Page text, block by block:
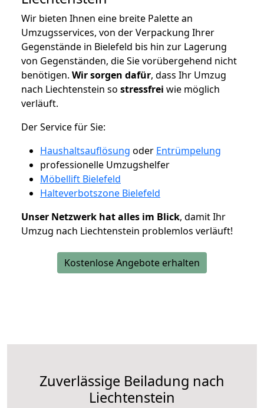
Wir bieten Ihnen eine breite Palette an
Umzugsservices, von der Verpackung Ihrer
Gegenstände in Bielefeld bis hin zur Lagerung
von Gegenständen, die Sie vorübergehend nicht
benötigen. Wir sorgen dafür, dass Ihr Umzug
nach Liechtenstein so stressfrei wie möglich
verläuft.
Der Service für Sie:
Haushaltsauflösung oder Entrümpelung
professionelle Umzugshelfer
Möbellift Bielefeld
Halteverbotszone Bielefeld
Unser Netzwerk hat alles im Blick, damit Ihr
Umzug nach Liechtenstein problemlos verläuft!
Kostenlose Angebote erhalten
Zuverlässige Beiladung nach
Liechtenstein